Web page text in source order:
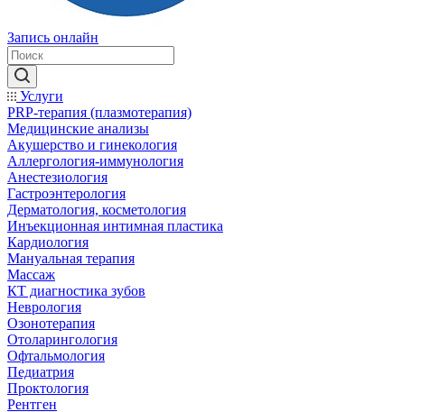
Запись онлайн
Услуги
PRP-терапия (плазмотерапия)
Медицинские анализы
Акушерство и гинекология
Аллергология-иммунология
Анестезиология
Гастроэнтерология
Дерматология, косметология
Инъекционная интимная пластика
Кардиология
Мануальная терапия
Массаж
КТ диагностика зубов
Неврология
Озонотерапия
Отоларингология
Офтальмология
Педиатрия
Проктология
Рентген